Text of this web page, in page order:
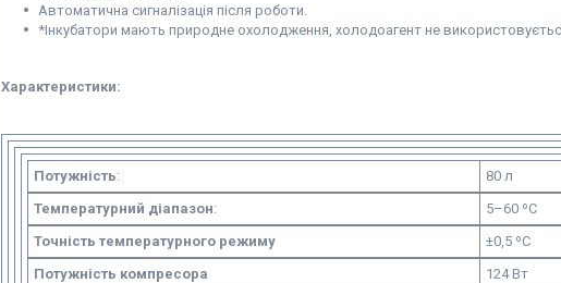
Автоматична сигналізація після роботи.
*Інкубатори мають природне охолодження, холодоагент не
Характеристики:
Потужність:
80 л
Температурний діапазон:
5–60 ºC
Точність температурного режиму
±0,5 ºC
Потужність компресора
124 Вт